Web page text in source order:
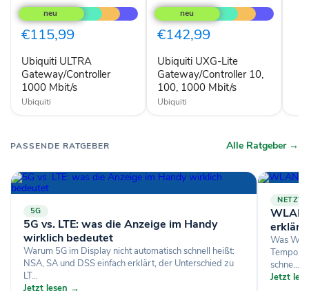
ULTRA
Gateway/Controller
1000
Mbit/s
€115,99
Ubiquiti ULTRA
Gateway/Controller
1000 Mbit/s
Ubiquiti
UXG-
Lite
Gateway/Controller
10,
1000
Mbit/s
€142,99
Ubiquiti UXG-Lite
Gateway/Controller 10,
100, 1000 Mbit/s
Ubiquiti
PASSENDE RATGEBER Alle Ratgeber →
5G
5G vs. LTE: was die Anzeige im Handy
wirklich bedeutet
Warum 5G im Display nicht automatisch schnell heißt:
NSA, SA und DSS einfach erklärt, der Unterschied zu
LT...
Jetzt lesen →
erklärt
Was Wi-
Tempo,
schne...
Jetzt